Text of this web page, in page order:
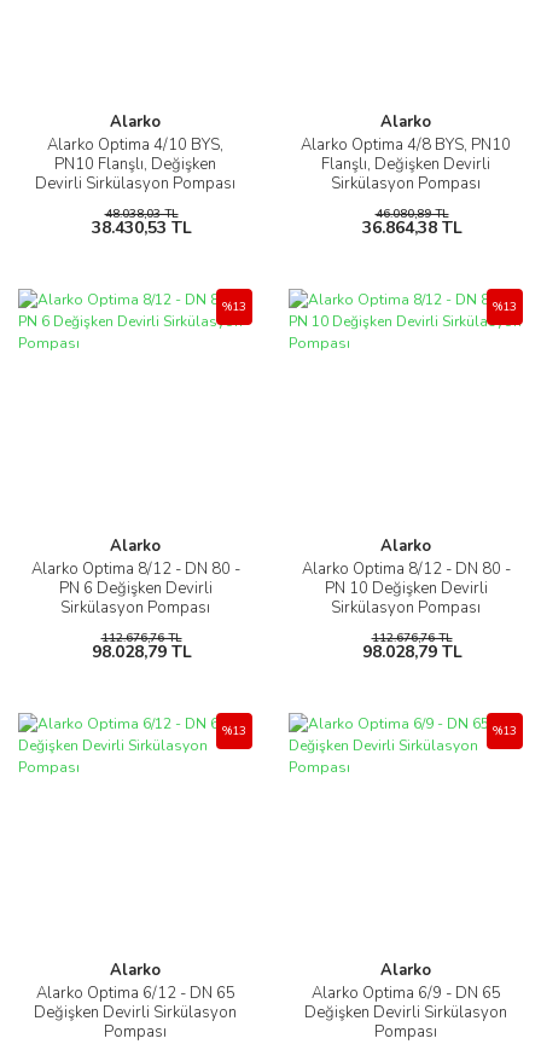
Alarko
Alarko Optima 4/10 BYS,
PN10 Flanşlı, Değişken
Devirli Sirkülasyon Pompası
48.038,03 TL
38.430,53 TL
Alarko
Alarko Optima 4/8 BYS, PN10
Flanşlı, Değişken Devirli
Sirkülasyon Pompası
46.080,89 TL
36.864,38 TL
Alarko
Alarko Optima 8/12 - DN 80 -
PN 6 Değişken Devirli
Sirkülasyon Pompası
%13
112.676,76 TL
98.028,79 TL
Alarko
Alarko Optima 8/12 - DN 80 -
PN 10 Değişken Devirli
Sirkülasyon Pompası
%13
112.676,76 TL
98.028,79 TL
Alarko
Alarko Optima 6/12 - DN 65
Değişken Devirli Sirkülasyon
Pompası
%13
Alarko
Alarko Optima 6/9 - DN 65
Değişken Devirli Sirkülasyon
Pompası
%13